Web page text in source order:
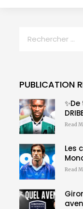
PUBLICATION
Read
Les
Read